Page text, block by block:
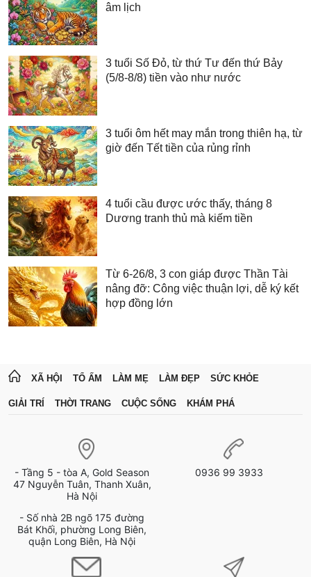
âm lịch
3 tuổi Số Đỏ, từ thứ Tư đến thứ Bảy
(5/8-8/8) tiền vào như nước
3 tuổi ôm hết may mắn trong thiên hạ, từ
giờ đến Tết tiền của rủng rỉnh
4 tuổi cầu được ước thấy, tháng 8
Dương tranh thủ mà kiếm tiền
Từ 6-26/8, 3 con giáp được Thần Tài
nâng đỡ: Công việc thuận lợi, dễ ký kết
hợp đồng lớn
XÃ HỘI TỔ ẤM LÀM MẸ LÀM ĐẸP SỨC KHỎE
GIẢI TRÍ THỜI TRANG CUỘC SỐNG KHÁM PHÁ
- Tầng 5 - tòa A, Gold Season
47 Nguyễn Tuân, Thanh Xuân,
Hà Nội
- Số nhà 2B ngõ 175 đường
Bát Khối, phường Long Biên,
quận Long Biên, Hà Nội
0936 99 3933